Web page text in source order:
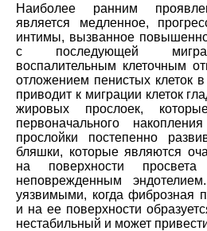
Наиболее ранним
является медленное,
интимы, вызванное
с последующей
воспалительным клеточным
отложением пенистых клеток
приводит к миграции клеток
жировых прослоек,
первоначального
прослойки постепенно
бляшки, которые являются
на поверхности просвета
неповрежденным
уязвимыми, когда фиброзная
и на ее поверхности
нестабильный и может